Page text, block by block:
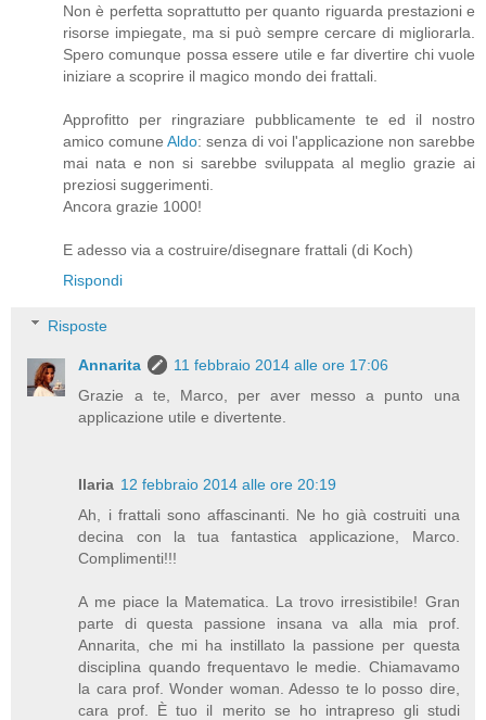
Non è perfetta soprattutto per quanto riguarda prestazioni e
risorse impiegate, ma si può sempre cercare di migliorarla.
Spero comunque possa essere utile e far divertire chi vuole
iniziare a scoprire il magico mondo dei frattali.
Approfitto per ringraziare pubblicamente te ed il nostro
amico comune Aldo: senza di voi l'applicazione non sarebbe
mai nata e non si sarebbe sviluppata al meglio grazie ai
preziosi suggerimenti.
Ancora grazie 1000!
E adesso via a costruire/disegnare frattali (di Koch)
Rispondi
Risposte
Annarita
11 febbraio 2014 alle ore 17:06
Grazie a te, Marco, per aver messo a punto una
applicazione utile e divertente.
Ilaria 12 febbraio 2014 alle ore 20:19
Ah, i frattali sono affascinanti. Ne ho già costruiti una
decina con la tua fantastica applicazione, Marco.
Complimenti!!!
A me piace la Matematica. La trovo irresistibile! Gran
parte di questa passione insana va alla mia prof.
Annarita, che mi ha instillato la passione per questa
disciplina quando frequentavo le medie. Chiamavamo
la cara prof. Wonder woman. Adesso te lo posso dire,
cara prof. È tuo il merito se ho intrapreso gli studi